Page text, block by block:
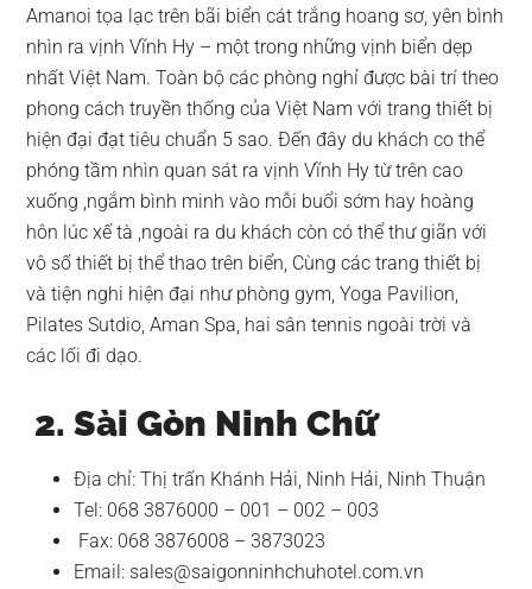
Amanoi tọa lạc trên bãi biển cát trắng hoang sơ, yên bình
nhìn ra vịnh Vĩnh Hy – một trong những vịnh biển dẹp
nhất Việt Nam. Toàn bộ các phòng nghỉ được bài trí theo
phong cách truyền thống của Việt Nam với trang thiết bị
hiện đại đạt tiêu chuẩn 5 sao. Đến đây du khách co thể
phóng tầm nhìn quan sát ra vịnh Vĩnh Hy từ trên cao
xuống ,ngắm bình minh vào mỗi buổi sớm hay hoàng
hôn lúc xế tà ,ngoài ra du khách còn có thể thư giãn với
vô số thiết bị thể thao trên biển, Cùng các trang thiết bị
và tiện nghi hiện đại như phòng gym, Yoga Pavilion,
Pilates Sutdio, Aman Spa, hai sân tennis ngoài trời và
các lối đi dạo.
2. Sài Gòn Ninh Chữ
Địa chỉ: Thị trấn Khánh Hải, Ninh Hải, Ninh Thuận
Tel: 068 3876000 – 001 – 002 – 003
Fax: 068 3876008 – 3873023
Email: sales@saigonninhchuhotel.com.vn